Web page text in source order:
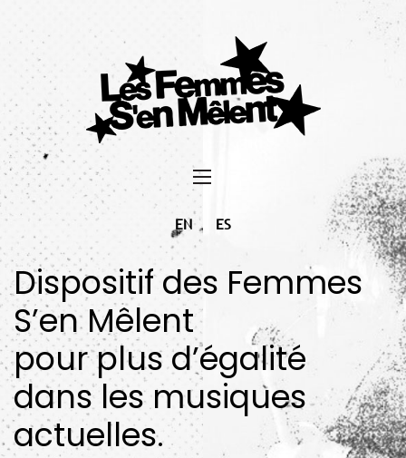
EN ES
Dispositif des Femmes
S’en Mêlent
pour plus d’égalité
dans les musiques
actuelles.